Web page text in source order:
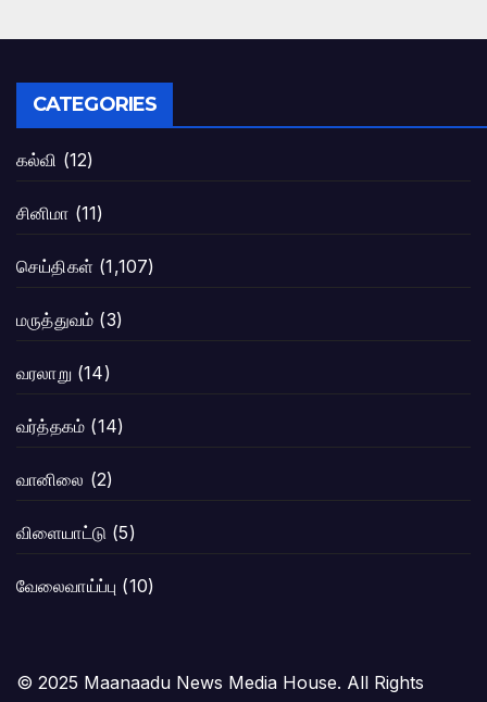
CATEGORIES
கல்வி (12)
சினிமா (11)
செய்திகள் (1,107)
மருத்துவம் (3)
வரலாறு (14)
வர்த்தகம் (14)
வானிலை (2)
விளையாட்டு (5)
வேலைவாய்ப்பு (10)
© 2025 Maanaadu News Media House. All Rights